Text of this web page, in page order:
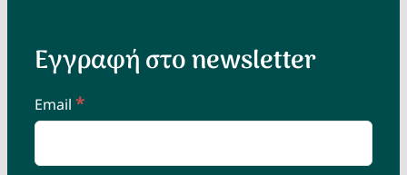
Εγγραφή στο newsletter
Email *